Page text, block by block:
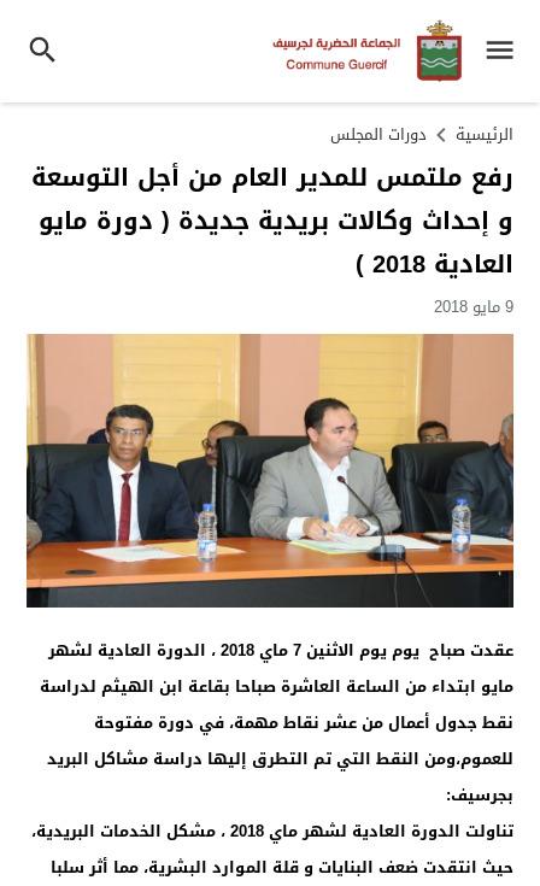
الرئيسية دورات المجلس
رفع ملتمس للمدير العام من أجل التوسعة
و إحداث وكالات بريدية جديدة ( دورة مايو
العادية 2018 )
9 مايو 2018
عقدت صباح يوم يوم الاثنين 7 ماي 2018 ، الدورة العادية لشهر
مايو ابتداء من الساعة العاشرة صباحا بقاعة ابن الهيثم لدراسة
نقط جدول أعمال من عشر نقاط مهمة، في دورة مفتوحة
للعموم،ومن النقط التي تم التطرق إليها دراسة مشاكل البريد
بجرسيف:
تناولت الدورة العادية لشهر ماي 2018 ، مشكل الخدمات البريدية،
حيث انتقدت ضعف البنايات و قلة الموارد البشرية، مما أثر سلبا